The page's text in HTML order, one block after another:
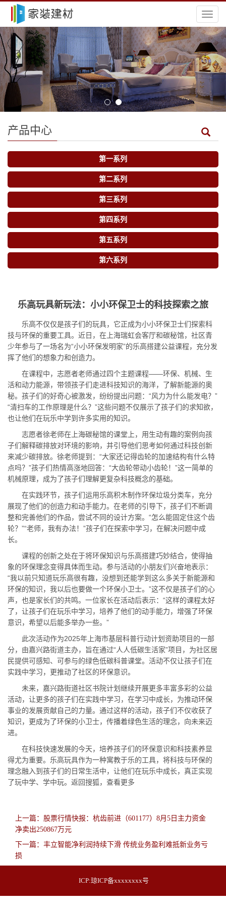
导
航
菜
单
产品中心
第一系列
第二系列
第三系列
第四系列
第五系列
第六系列
乐高玩具新玩法：小小环保卫士的科技探索之旅
乐高不仅仅是孩子们的玩具，它正成为小小环保卫士们探索科
技与环保的重要工具。近日，在上海瑞虹会客厅和碳秘馆，社区青
少年参与了一场名为“小小环保发明家”的乐高搭建公益课程，充分发
挥了他们的想象力和创造力。
在课程中，志愿者老师通过四个主题课程——环保、机械、生
活和动力能源，带领孩子们走进科技知识的海洋，了解新能源的奥
秘。孩子们的好奇心被激发，纷纷提出问题：“风力为什么能发电？”
“清扫车的工作原理是什么？”这些问题不仅展示了孩子们的求知欲，
也让他们在玩乐中学到许多实用的知识。
志愿者徐老师在上海碳秘馆的课堂上，用生动有趣的案例向孩
子们解释碳排放对环境的影响，并引导他们思考如何通过科技创新
来减少碳排放。徐老师提到：“大家还记得齿轮的加速结构有什么特
点吗？”孩子们热情高涨地回答：“大齿轮带动小齿轮！”这一简单的
机械原理，成为了孩子们理解更复杂科技概念的基础。
在实践环节，孩子们运用乐高积木制作环保垃圾分类车，充分
展现了他们的创造力和动手能力。在老师的引导下，孩子们不断调
整和完善他们的作品，尝试不同的设计方案。“怎么能固定住这个齿
轮？”“老师，我有办法！”孩子们在探索中学习，在解决问题中成
长。
课程的创新之处在于将环保知识与乐高搭建巧妙结合，使得抽
象的环保理念变得具体而生动。参与活动的小朋友们兴奋地表示：
“我以前只知道玩乐高很有趣，没想到还能学到这么多关于新能源和
环保的知识，我以后也要做一个环保小卫士。”这不仅是孩子们的心
声，也是家长们的共鸣。一位家长在活动后表示：“这样的课程太好
了，让孩子们在玩乐中学习，培养了他们的动手能力，增强了环保
意识，希望以后能多举办一些。”
此次活动作为2025年上海市基层科普行动计划资助项目的一部
分，由嘉兴路街道主办，旨在通过“人人低碳生活家”项目，为社区居
民提供可感知、可参与的绿色低碳科普课堂。活动不仅让孩子们在
实践中学习，更推动了社区的环保意识。
未来，嘉兴路街道社区书院计划继续开展更多丰富多彩的公益
活动，让更多的孩子们在实践中学习，在学习中成长，为推动环保
事业的发展贡献自己的力量。通过这样的活动，孩子们不仅收获了
知识，更成为了环保的小卫士，传播着绿色生活的理念，向未来迈
进。
在科技快速发展的今天，培养孩子们的环保意识和科技素养显
得尤为重要。乐高玩具作为一种寓教于乐的工具，将科技与环保的
理念融入到孩子们的日常生活中，让他们在玩乐中成长，真正实现
了玩中学、学中玩。返回搜狐，查看更多
上一篇：股票行情快报：杭齿前进（601177）8月5日主力资金
净卖出250867万元
下一篇：丰立智能净利润持续下滑 传统业务盈利难抵新业务亏
损
ICP:琼ICP备xxxxxxxx号